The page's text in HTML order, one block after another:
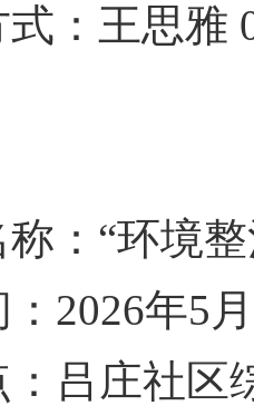
：王思雅
：“环境
2026年5
吕庄社区